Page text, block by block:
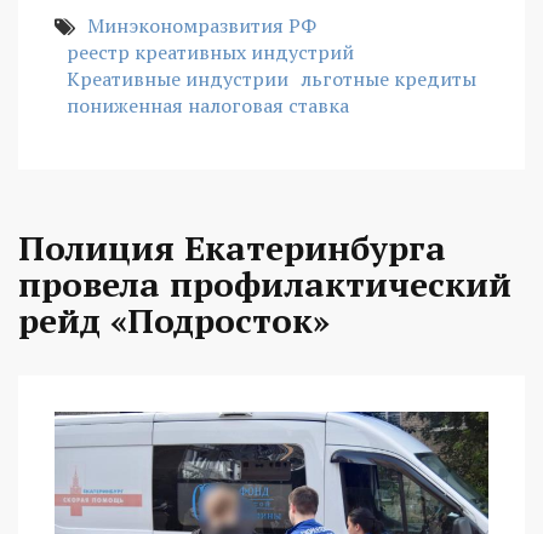
Минэкономразвития РФ
реестр креативных индустрий
Креативные индустрии льготные кредиты
пониженная налоговая ставка
Полиция Екатеринбурга
провела профилактический
рейд «Подросток»